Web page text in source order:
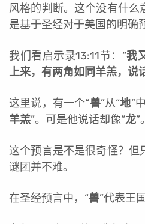
风格的判断。这个没有什么
是基于圣经对于美国的明确
我们看启示录13:11节：“我
上来，有两角如同羊羔，说
这里说，有一个“兽”从“地”
羊羔”。可是他说话却像“龙”。
这个预言是不是很奇怪？但
谜团并不难。
在圣经预言中，“兽”代表王